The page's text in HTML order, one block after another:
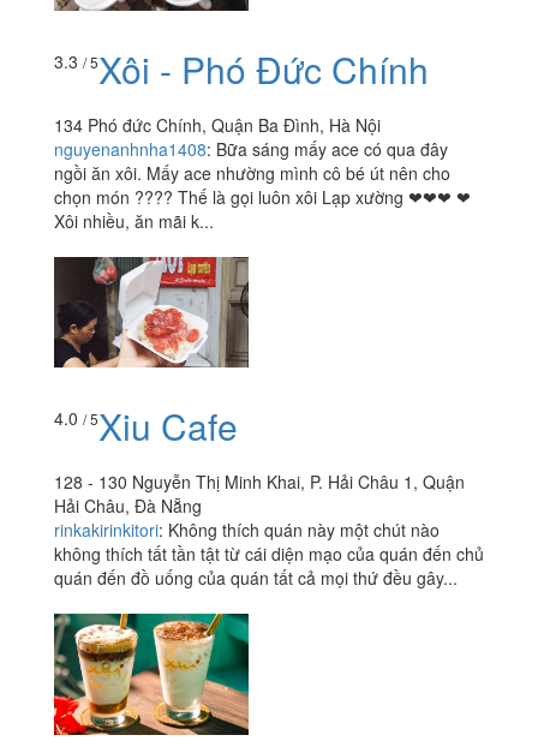
3.3 / 5Xôi - Phó Đức Chính
134 Phó đức Chính, Quận Ba Đình, Hà Nội
nguyenanhnha1408: Bữa sáng mấy ace có qua đây
ngồi ăn xôi. Mấy ace nhường mình cô bé út nên cho
chọn món ???? Thế là gọi luôn xôi Lạp xường ❤❤❤ ❤
Xôi nhiều, ăn mãi k...
4.0 / 5Xiu Cafe
128 - 130 Nguyễn Thị Minh Khai, P. Hải Châu 1, Quận
Hải Châu, Đà Nẵng
rinkakirinkitori: Không thích quán này một chút nào
không thích tất tần tật từ cái diện mạo của quán đến chủ
quán đến đồ uống của quán tất cả mọi thứ đều gây...